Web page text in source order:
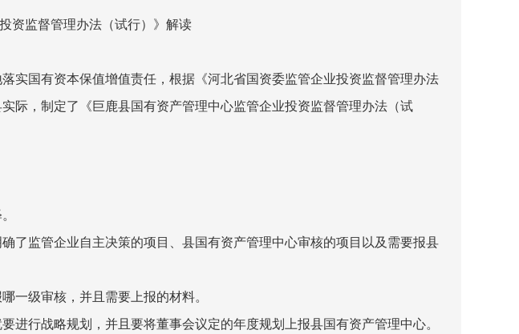
投资监督管理办法（试行）》解读
实国有资本保值增值责任，根据《河北省国资委监管企业投资监督管理办法
际，制定了《巨鹿县国有资产管理中心监管企业投资监督管理办法（试
了监管企业自主决策的项目、县国有资产管理中心审核的项目以及需要报县
一级审核，并且需要上报的材料。
行战略规划，并且要将董事会议定的年度规划上报县国有资产管理中心。